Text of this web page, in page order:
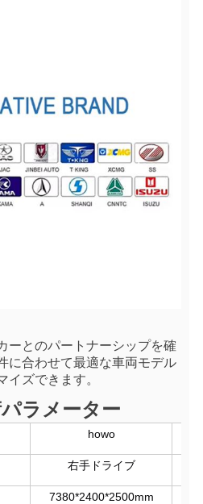
ーとのパートナーシップを確
に合わせて最適な車両モデル
イズできます。
ラメーター
howo
右手ドライブ
7380*2400*2500mm